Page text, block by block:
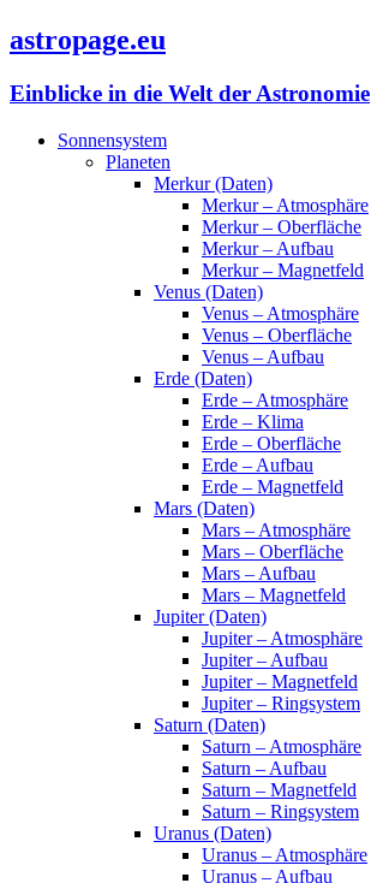
astropage.eu
Einblicke in die Welt der Astronomie
Sonnensystem
Planeten
Merkur (Daten)
Merkur – Atmosphäre
Merkur – Oberfläche
Merkur – Aufbau
Merkur – Magnetfeld
Venus (Daten)
Venus – Atmosphäre
Venus – Oberfläche
Venus – Aufbau
Erde (Daten)
Erde – Atmosphäre
Erde – Klima
Erde – Oberfläche
Erde – Aufbau
Erde – Magnetfeld
Mars (Daten)
Mars – Atmosphäre
Mars – Oberfläche
Mars – Aufbau
Mars – Magnetfeld
Jupiter (Daten)
Jupiter – Atmosphäre
Jupiter – Aufbau
Jupiter – Magnetfeld
Jupiter – Ringsystem
Saturn (Daten)
Saturn – Atmosphäre
Saturn – Aufbau
Saturn – Magnetfeld
Saturn – Ringsystem
Uranus (Daten)
Uranus – Atmosphäre
Uranus – Aufbau